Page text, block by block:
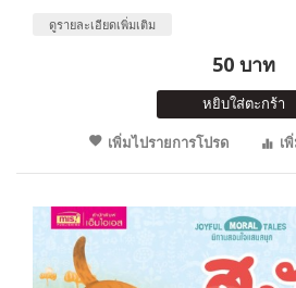
ดูรายละเอียดเพิ่มเติม
50 บาท
หยิบใส่ตะกร้า
เพิ่มไปรายการโปรด
เ